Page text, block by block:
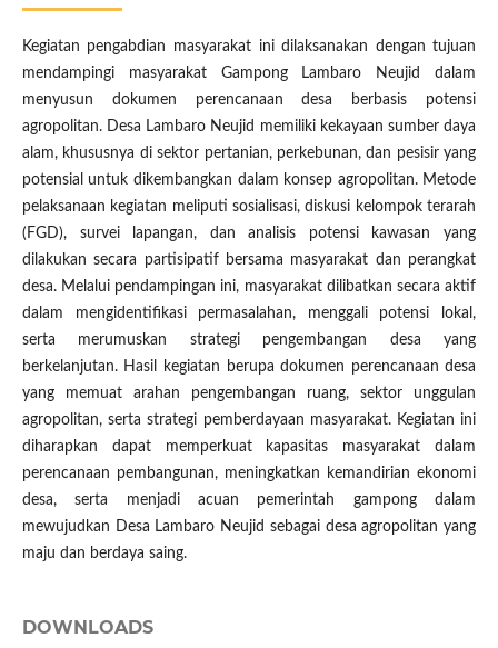
Kegiatan pengabdian masyarakat ini dilaksanakan dengan tujuan
mendampingi masyarakat Gampong Lambaro Neujid dalam
menyusun dokumen perencanaan desa berbasis potensi
agropolitan. Desa Lambaro Neujid memiliki kekayaan sumber daya
alam, khususnya di sektor pertanian, perkebunan, dan pesisir yang
potensial untuk dikembangkan dalam konsep agropolitan. Metode
pelaksanaan kegiatan meliputi sosialisasi, diskusi kelompok terarah
(FGD), survei lapangan, dan analisis potensi kawasan yang
dilakukan secara partisipatif bersama masyarakat dan perangkat
desa. Melalui pendampingan ini, masyarakat dilibatkan secara aktif
dalam mengidentifikasi permasalahan, menggali potensi lokal,
serta merumuskan strategi pengembangan desa yang
berkelanjutan. Hasil kegiatan berupa dokumen perencanaan desa
yang memuat arahan pengembangan ruang, sektor unggulan
agropolitan, serta strategi pemberdayaan masyarakat. Kegiatan ini
diharapkan dapat memperkuat kapasitas masyarakat dalam
perencanaan pembangunan, meningkatkan kemandirian ekonomi
desa, serta menjadi acuan pemerintah gampong dalam
mewujudkan Desa Lambaro Neujid sebagai desa agropolitan yang
maju dan berdaya saing.
DOWNLOADS